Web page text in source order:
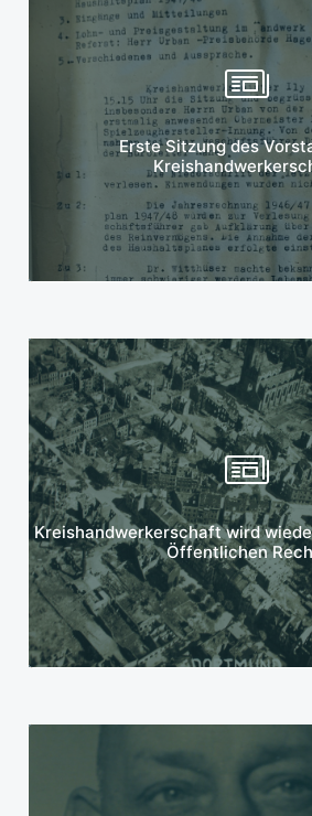
Erste Sitzung des
Mehr erfahren
Kreishandwerkerschaft wird
Öffentlichen
Mehr erfahren